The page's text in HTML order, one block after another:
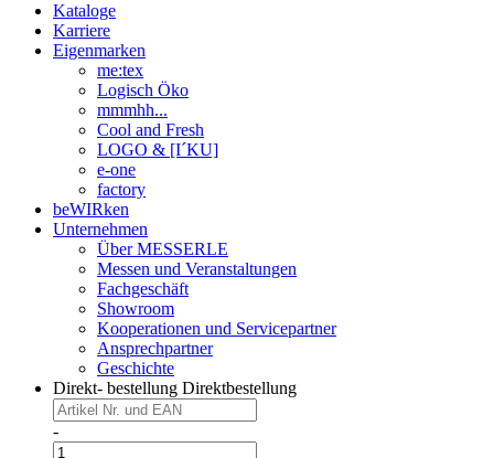
Kataloge
Karriere
Eigenmarken
me:tex
Logisch Öko
mmmhh...
Cool and Fresh
LOGO & [I´KU]
e-one
factory
beWIRken
Unternehmen
Über MESSERLE
Messen und Veranstaltungen
Fachgeschäft
Showroom
Kooperationen und Servicepartner
Ansprechpartner
Geschichte
Direkt- bestellung Direktbestellung
-